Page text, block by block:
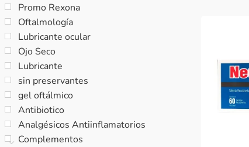
Promo Rexona
Oftalmología
Lubricante ocular
Ojo Seco
Lubricante
sin preservantes
gel oftálmico
Antibiotico
Analgésicos Antiinflamatorios
Complementos